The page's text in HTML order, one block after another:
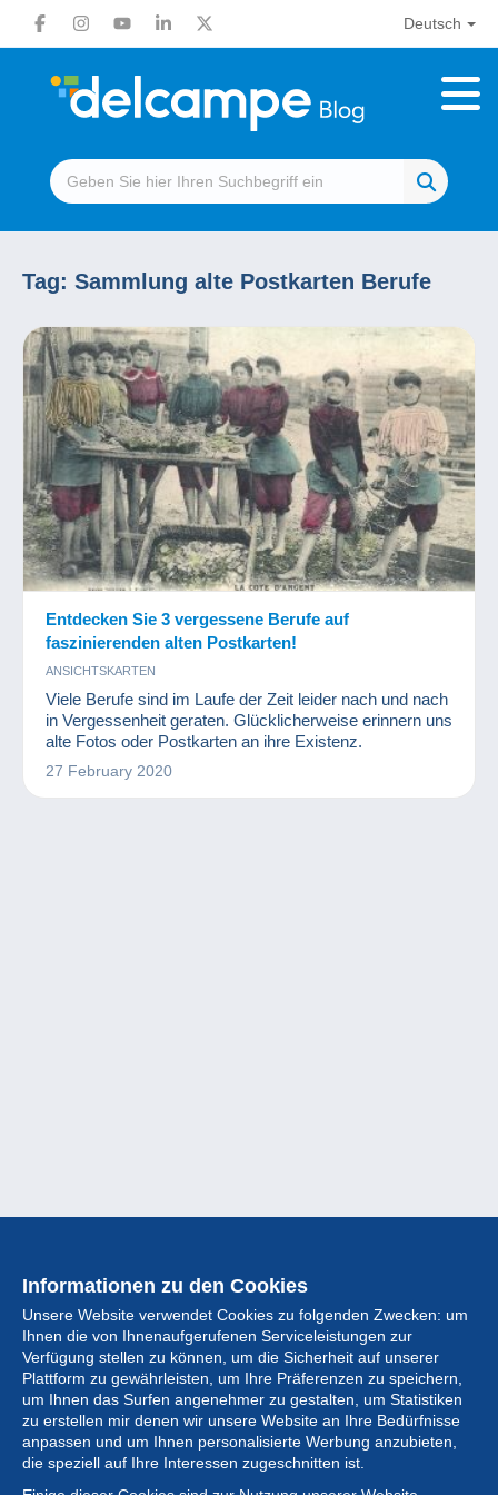
Deutsch
Tag: Sammlung alte Postkarten Berufe
Entdecken Sie 3 vergessene Berufe auf
faszinierenden alten Postkarten!
ANSICHTSKARTEN
Viele Berufe sind im Laufe der Zeit leider nach und nach
in Vergessenheit geraten. Glücklicherweise erinnern uns
alte Fotos oder Postkarten an ihre Existenz.
27 February 2020
Informationen zu den Cookies
Unsere Website verwendet Cookies zu folgenden Zwecken: um
Ihnen die von Ihnenaufgerufenen Serviceleistungen zur
Verfügung stellen zu können, um die Sicherheit auf unserer
Plattform zu gewährleisten, um Ihre Präferenzen zu speichern,
um Ihnen das Surfen angenehmer zu gestalten, um Statistiken
zu erstellen mir denen wir unsere Website an Ihre Bedürfnisse
anpassen und um Ihnen personalisierte Werbung anzubieten,
die speziell auf Ihre Interessen zugeschnitten ist.
Sammlung